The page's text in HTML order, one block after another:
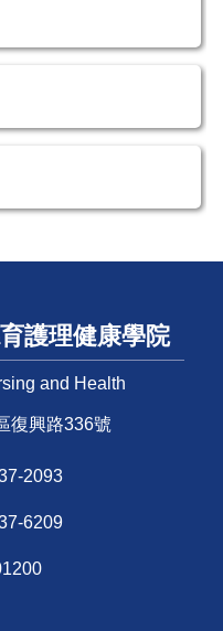
護理健康學院
and Health
復興路336號
2093
6209